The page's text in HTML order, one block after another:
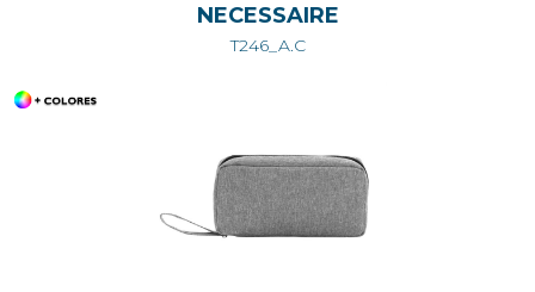
NECESSAIRE
T246_A.C